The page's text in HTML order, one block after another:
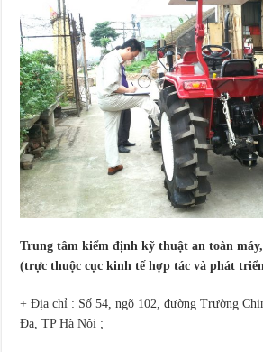
Trung tâm kiểm định kỹ thuật an toàn
(trực thuộc cục kinh tế hợp tác và phát
+ Địa chỉ : Số 54, ngõ 102, đường Trường
Đa, TP Hà Nội ;